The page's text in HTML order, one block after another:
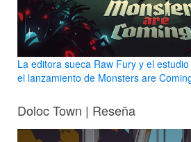
La editora sueca Raw Fury y el
el lanzamiento de Monsters are
Doloc Town | Reseña